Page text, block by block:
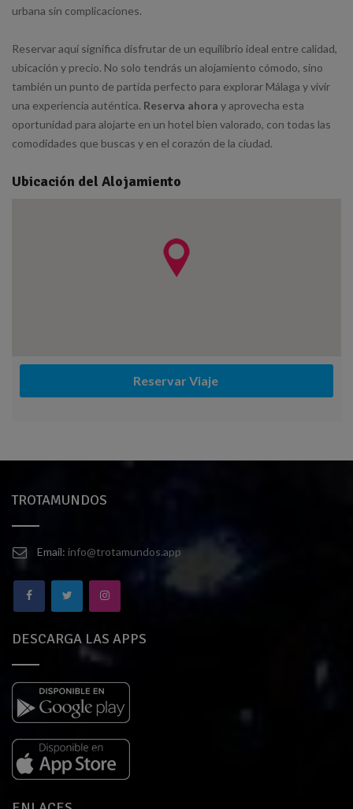
urbana sin complicaciones.
Reservar aquí significa disfrutar de un equilibrio ideal entre calidad,
ubicación y precio. No solo tendrás un alojamiento cómodo, sino
también un punto de partida perfecto para explorar Málaga y vivir
una experiencia auténtica. Reserva ahora y aprovecha esta
oportunidad para alojarte en un hotel bien valorado, con todas las
comodidades que buscas y en el corazón de la ciudad.
Ubicación del Alojamiento
Reservar Viaje
TROTAMUNDOS
Email: info@trotamundos.app
DESCARGA LAS APPS